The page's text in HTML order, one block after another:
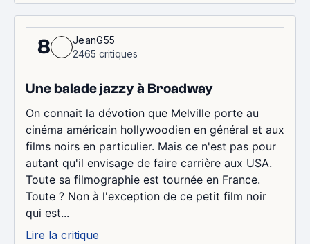
8
JeanG55
2465 critiques
Une balade jazzy à Broadway
On connait la dévotion que Melville porte au
cinéma américain hollywoodien en général et aux
films noirs en particulier. Mais ce n'est pas pour
autant qu'il envisage de faire carrière aux USA.
Toute sa filmographie est tournée en France.
Toute ? Non à l'exception de ce petit film noir
qui est...
Lire la critique